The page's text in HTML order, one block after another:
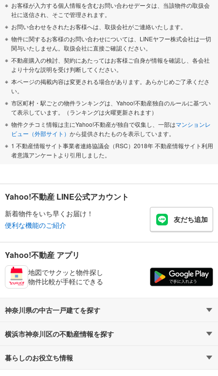
お客様が入力する個人情報を含むお問い合わせデータは、当該物件の取扱会
社に送信され、そこで管理されます。
お問い合わせをされたお客様へは、取扱会社がご連絡いたします。
物件に関するお客様のお問い合わせについては、LINEヤフー株式会社は一切
関与いたしません。取扱会社に直接ご確認ください。
不動産購入の検討、契約にあたってはお客様ご自身が情報を確認し、各会社
より十分な説明を受け判断してください。
本ページの掲載内容は変更される場合があります。あらかじめご了承くださ
い。
市区町村・駅ごとの物件ランキングは、Yahoo!不動産独自のルールに基づい
て表示しています。（ランキングは火曜更新されます）
物件クチコミ情報は主にYahoo!不動産が独自で収集し、一部はマンションレ
ビュー（外部サイト） から提供されたものを表示しています。
1 不動産情報サイト事業者連絡協議会（RSC）2018年 不動産情報サイト利用
者意識アンケートより引用しました。
Yahoo!不動産 LINE公式アカウント
新着物件をいち早くお届け！
便利な機能のご紹介
友だち追加
Yahoo!不動産 アプリ
地図でサクッと物件探し
物件比較が手軽にできる
神奈川県の中古一戸建てを探す
路線・駅から探す
通勤・通学時間から探す
横浜市神奈川区の不動産情報を探す
不動産・住宅
暮らしのお役立ち情報